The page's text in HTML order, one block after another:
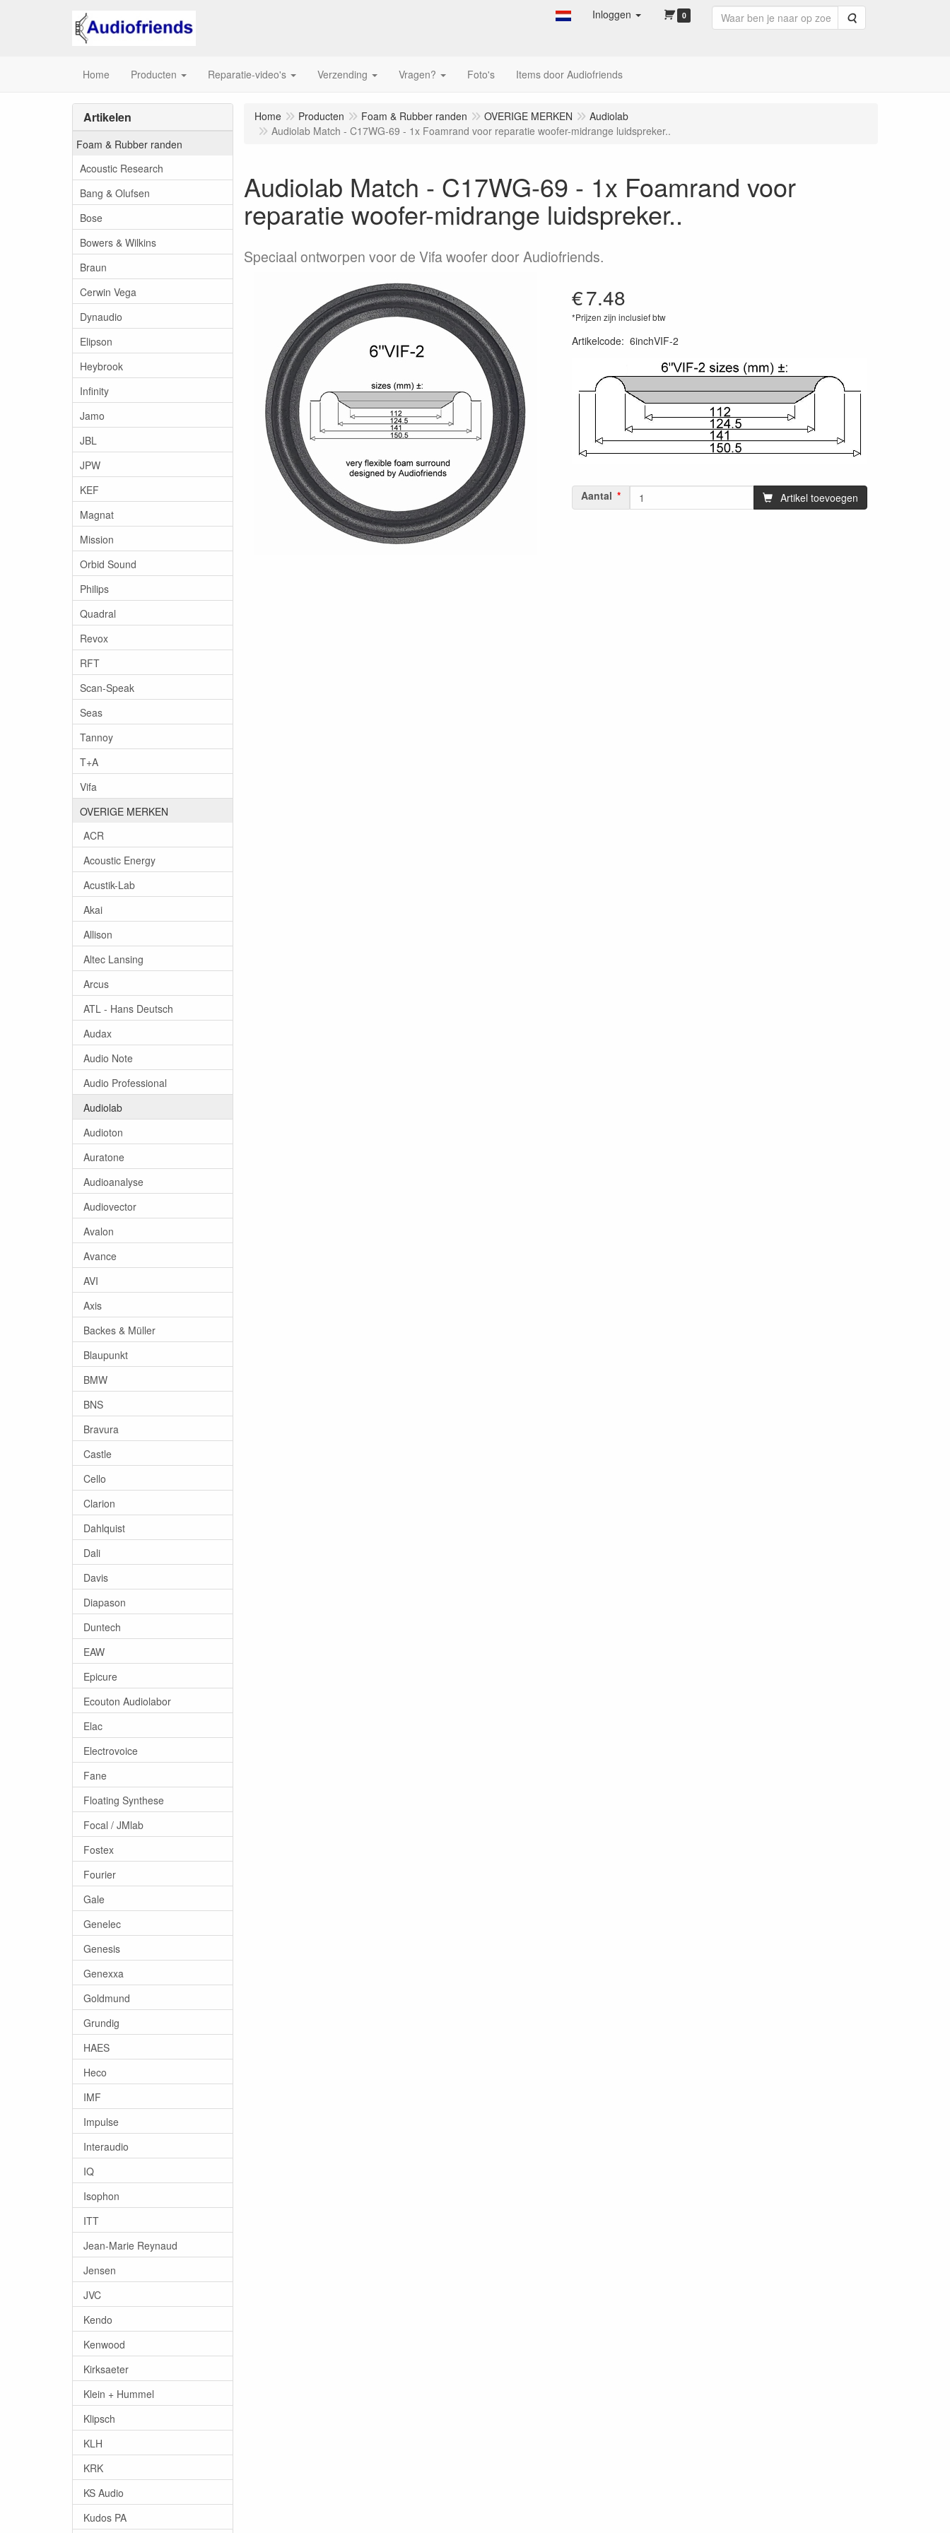
Inloggen 0 Zoeken
Home Producten Reparatie-video's Verzending Vragen? Foto's Items door Audiofriends
Artikelen
Foam & Rubber randen
Acoustic Research
Bang & Olufsen
Bose
Bowers & Wilkins
Braun
Cerwin Vega
Dynaudio
Elipson
Heybrook
Infinity
Jamo
JBL
JPW
KEF
Magnat
Mission
Orbid Sound
Philips
Quadral
Revox
RFT
Scan-Speak
Seas
Tannoy
T+A
Vifa
OVERIGE MERKEN
ACR
Acoustic Energy
Acustik-Lab
Akai
Allison
Altec Lansing
Arcus
ATL - Hans Deutsch
Audax
Audio Note
Audio Professional
Audiolab
Audioton
Auratone
Audioanalyse
Audiovector
Avalon
Avance
AVI
Axis
Backes & Müller
Blaupunkt
BMW
BNS
Bravura
Castle
Cello
Clarion
Dahlquist
Dali
Davis
Diapason
Duntech
EAW
Epicure
Ecouton Audiolabor
Elac
Electrovoice
Fane
Floating Synthese
Focal / JMlab
Fostex
Fourier
Gale
Genelec
Genesis
Genexxa
Goldmund
Grundig
HAES
Heco
IMF
Impulse
Interaudio
IQ
Isophon
ITT
Jean-Marie Reynaud
Jensen
JVC
Kendo
Kenwood
Kirksaeter
Klein + Hummel
Klipsch
KLH
KRK
KS Audio
Kudos PA
Home Producten Foam & Rubber randen OVERIGE MERKEN
Audiolab
Audiolab Match - C17WG-69 - 1x Foamrand voor reparatie woofer-midrange luidspreker..
Audiolab Match - C17WG-69 - 1x Foamrand voor
reparatie woofer-midrange luidspreker..
Speciaal ontworpen voor de Vifa woofer door Audiofriends.
€7.48
*Prijzen zijn inclusief btw
Artikelcode: 6inchVIF-2
Aantal Artikel toevoegen